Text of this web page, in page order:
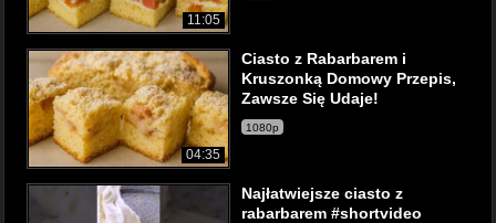
11:05
04:35
Ciasto z Rabarbarem i
Kruszonką Domowy Przepis,
Zawsze Się Udaje!
1080p
Najłatwiejsze ciasto z
rabarbarem #shortvideo